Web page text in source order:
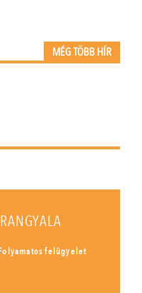
MÉG TÖBB HÍR
felügyelet